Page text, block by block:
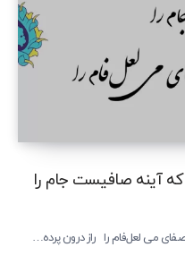
می لعل‌فام را راز درون پرده…